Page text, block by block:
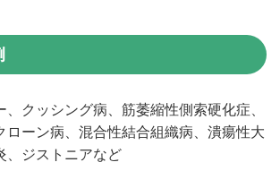
クッシング病、筋萎縮性側索硬化症、
ローン病、混合性結合組織病、潰瘍性大
、ジストニアなど